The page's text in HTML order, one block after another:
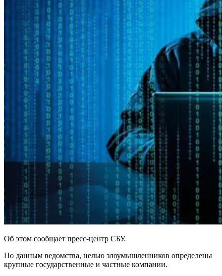
Об этом сообщает пресс-центр СБУ.
По данным ведомства, целью злоумышленников определены
крупные государственные и частные компании.